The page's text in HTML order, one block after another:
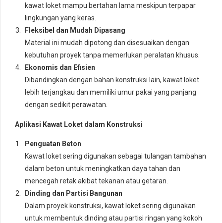
kawat loket mampu bertahan lama meskipun terpapar
lingkungan yang keras.
Fleksibel dan Mudah Dipasang
Material ini mudah dipotong dan disesuaikan dengan
kebutuhan proyek tanpa memerlukan peralatan khusus.
Ekonomis dan Efisien
Dibandingkan dengan bahan konstruksi lain, kawat loket
lebih terjangkau dan memiliki umur pakai yang panjang
dengan sedikit perawatan.
Aplikasi Kawat Loket dalam Konstruksi
Penguatan Beton
Kawat loket sering digunakan sebagai tulangan tambahan
dalam beton untuk meningkatkan daya tahan dan
mencegah retak akibat tekanan atau getaran.
Dinding dan Partisi Bangunan
Dalam proyek konstruksi, kawat loket sering digunakan
untuk membentuk dinding atau partisi ringan yang kokoh